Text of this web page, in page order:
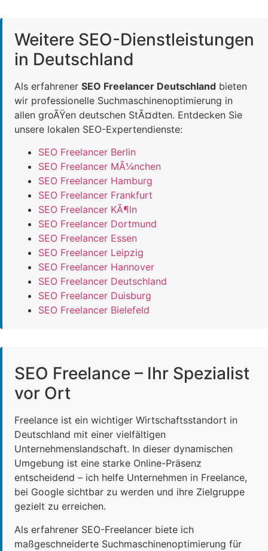
Weitere SEO-Dienstleistungen
in Deutschland
Als erfahrener SEO Freelancer Deutschland bieten
wir professionelle Suchmaschinenoptimierung in
allen groÃŸen deutschen StÃ¤dten. Entdecken Sie
unsere lokalen SEO-Expertendienste:
SEO Freelancer Berlin
SEO Freelancer MÃ¼nchen
SEO Freelancer Hamburg
SEO Freelancer Frankfurt
SEO Freelancer KÃ¶ln
SEO Freelancer Dortmund
SEO Freelancer Essen
SEO Freelancer Leipzig
SEO Freelancer Hannover
SEO Freelancer Deutschland
SEO Freelancer Duisburg
SEO Freelancer Bielefeld
SEO Freelance – Ihr Spezialist
vor Ort
Freelance ist ein wichtiger Wirtschaftsstandort in
Deutschland mit einer vielfältigen
Unternehmenslandschaft. In dieser dynamischen
Umgebung ist eine starke Online-Präsenz
entscheidend – ich helfe Unternehmen in Freelance,
bei Google sichtbar zu werden und ihre Zielgruppe
gezielt zu erreichen.
Als erfahrener SEO-Freelancer biete ich
maßgeschneiderte Suchmaschinenoptimierung für